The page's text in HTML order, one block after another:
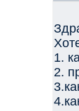
1.
2.